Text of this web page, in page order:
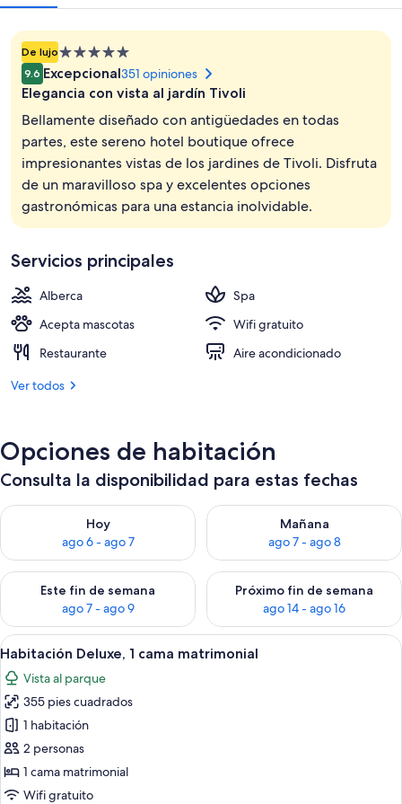
Vista frontal de la propiedad por la
De lujoPropiedad
de
5.0
9.6 Excepcional351 opiniones
Elegancia con vista al jardín Tivoli
Bellamente diseñado con antigüedades en todas
partes, este sereno hotel boutique ofrece
impresionantes vistas de los jardines de Tivoli. Disfruta
de un maravilloso spa y excelentes opciones
gastronómicas para una estancia inolvidable.
Servicios principales
Alberca
Spa
Acepta mascotas
Wifi gratuito
Restaurante
Aire acondicionado
Ver todos
Opciones de habitación
Consulta la disponibilidad para estas fechas
Hoy
ago 6 - ago 7
Consulta la disponibilidad para hoy ago 6 - ago 7
Mañana
ago 7 - ago 8
Consulta la disponibilidad
Este fin de semana
ago 7 - ago 9
Consulta la disponibilidad para este fin de semana ago 7 -
Próximo fin de semana
ago 14 - ago 16
Consulta la disponibilidad
Abrir
todas
las
fotos
de
Habitación
Deluxe,
1
1 habitación, sábanas de algodón
10
Habitación Deluxe, 1 cama matrimonial
Vista al parque
355 pies cuadrados
1 habitación
2 personas
1 cama matrimonial
Wifi gratuito